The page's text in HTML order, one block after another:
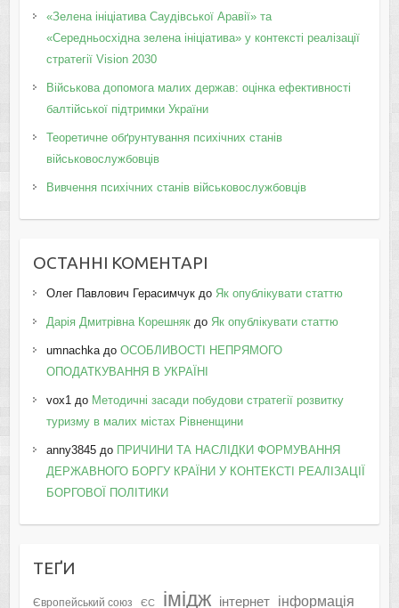
«Зелена ініціатива Саудівської Аравії» та
«Середньосхідна зелена ініціатива» у контексті реалізації
стратегії Vision 2030
Військова допомога малих держав: оцінка ефективності
балтійської підтримки України
Теоретичне обґрунтування психічних станів
військовослужбовців
Вивчення психічних станів військовослужбовців
ОСТАННІ КОМЕНТАРІ
Олег Павлович Герасимчукдо Як опублікувати статтю
Дарія Дмитрівна Корешнякдо Як опублікувати статтю
umnachkaдо ОСОБЛИВОСТІ НЕПРЯМОГО
ОПОДАТКУВАННЯ В УКРАЇНІ
vox1до Методичні засади побудови стратегії розвитку
туризму в малих містах Рівненщини
anny3845до ПРИЧИНИ ТА НАСЛІДКИ ФОРМУВАННЯ
ДЕРЖАВНОГО БОРГУ КРАЇНИ У КОНТЕКСТІ РЕАЛІЗАЦІЇ
БОРГОВОЇ ПОЛІТИКИ
ТЕҐИ
Європейський союз ЄС імідж інтернет інформація